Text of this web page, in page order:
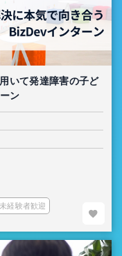
いて発達障害の子ど
ン
未経験者歓迎